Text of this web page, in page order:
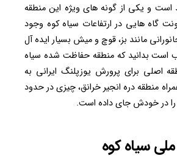
است و یکی از گونه های ویژه این منطقه
گاه هایی در ارتفاعات سیاه کوه وجود
مانند بز، قوچ و میش بسیار ایده آل
بدانید که منطقه حفاظت شده سیاه
اصلی برای پرورش یوزپلنگ ایرانی به
منطقه دره انجیر خرانق، چیزی در حدود
سیاه کوه